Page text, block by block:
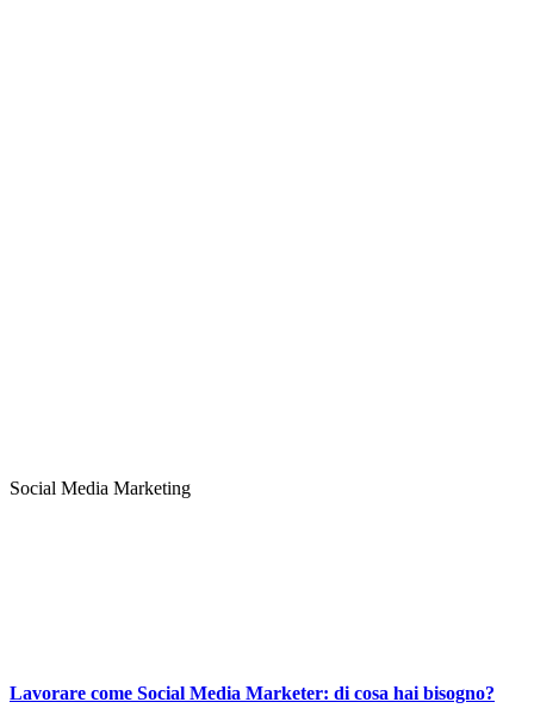
Social Media Marketing
Lavorare come Social Media Marketer: di cosa hai bisogno?